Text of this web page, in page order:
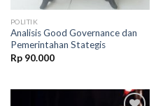
POLITIK
Analisis Good Governance dan
Pemerintahan Stategis
Rp90.000